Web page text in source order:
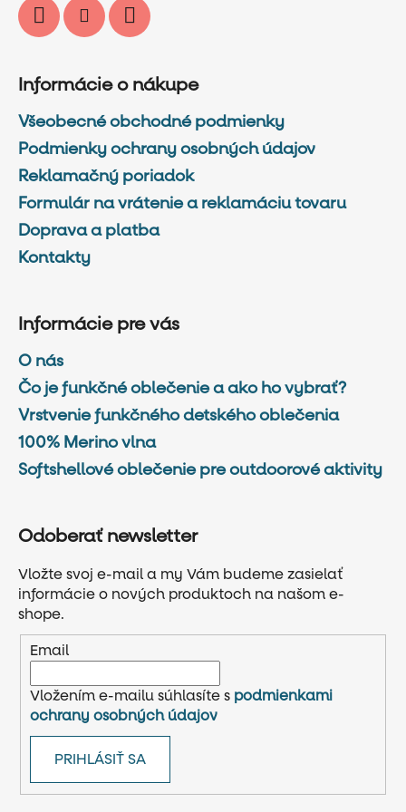
Informácie o nákupe
Všeobecné obchodné podmienky
Podmienky ochrany osobných údajov
Reklamačný poriadok
Formulár na vrátenie a reklamáciu tovaru
Doprava a platba
Kontakty
Informácie pre vás
O nás
Čo je funkčné oblečenie a ako ho vybrať?
Vrstvenie funkčného detského oblečenia
100% Merino vlna
Softshellové oblečenie pre outdoorové aktivity
Odoberať newsletter
Vložte svoj e-mail a my Vám budeme zasielať
informácie o nových produktoch na našom e-
shope.
Email
Vložením e-mailu súhlasíte s podmienkami
ochrany osobných údajov
PRIHLÁSIŤ SA